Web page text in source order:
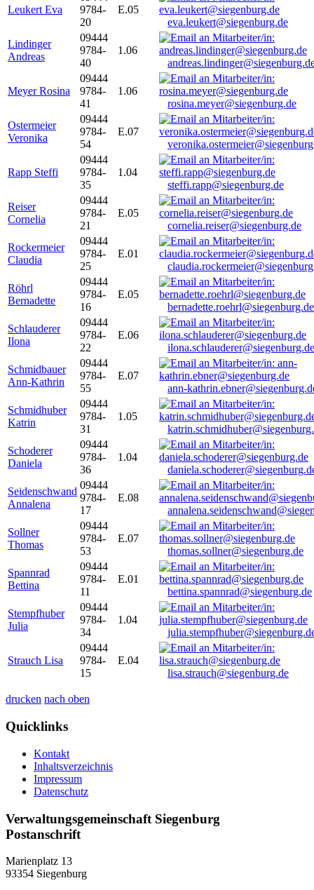
Leukert Eva
9784-
20
E.05
eva.leukert@siegenburg.de
Lindinger
Andreas
09444
9784-
40
1.06
Meyer Rosina
09444
9784-
41
1.06
rosina.meyer@siegenburg.de
Ostermeier
Veronika
09444
9784-
54
E.07
Rapp Steffi
09444
9784-
35
1.04
steffi.rapp@siegenburg.de
Reiser
Cornelia
09444
9784-
21
E.05
cornelia.reiser@siegenburg.de
Rockermeier
Claudia
09444
9784-
25
E.01
Röhrl
Bernadette
09444
9784-
16
E.05
bernadette.roehrl@siegenburg.de
Schlauderer
Ilona
09444
9784-
22
E.06
ilona.schlauderer@siegenburg.de
Schmidbauer
Ann-Kathrin
09444
9784-
55
E.07
ann-
Schmidhuber
Katrin
09444
9784-
31
1.05
Schoderer
Daniela
09444
9784-
36
1.04
Seidenschwand
Annalena
09444
9784-
17
E.08
Sollner
Thomas
09444
9784-
53
E.07
thomas.sollner@siegenburg.de
Spannrad
Bettina
09444
9784-
11
E.01
bettina.spannrad@siegenburg.de
Stempfhuber
Julia
09444
9784-
34
1.04
Strauch Lisa
09444
9784-
15
E.04
lisa.strauch@siegenburg.de
drucken nach oben
Quicklinks
Kontakt
Inhaltsverzeichnis
Impressum
Datenschutz
Verwaltungsgemeinschaft Siegenburg
Postanschrift
Marienplatz 13
93354 Siegenburg